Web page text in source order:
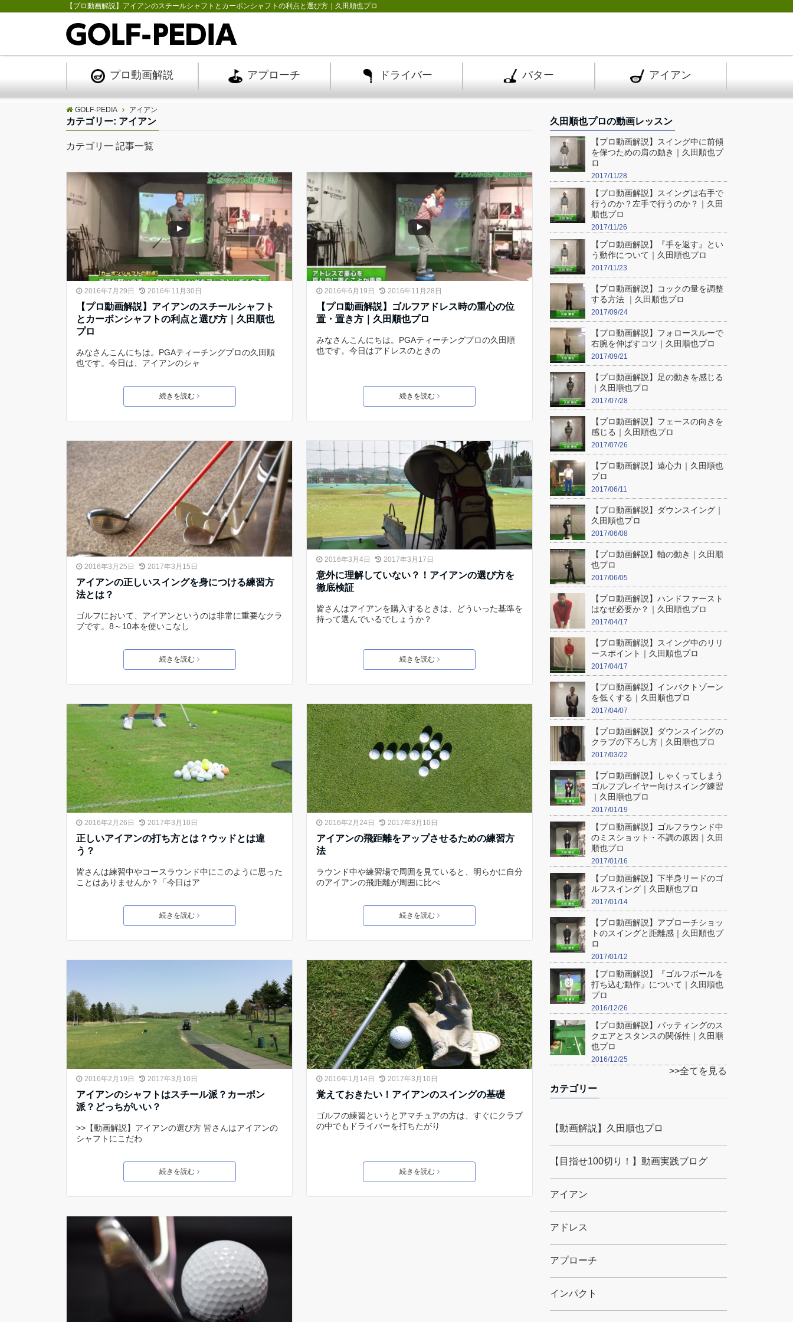
【プロ動画解説】アイアンのスチールシャフトとカーボンシャフトの利点と選び方｜久田順也プロ
プロ動画解説 アプローチ ドライバー パター アイアン
GOLF-PEDIA アイアン
カテゴリー: アイアン
カテゴリ一 記事一覧
2016年7月29日 2016年11月30日
【プロ動画解説】アイアンのスチールシャフト
とカーボンシャフトの利点と選び方｜久田順也
プロ
みなさんこんにちは。PGAティーチングプロの久田順
也です。今日は、アイアンのシャ
続きを読む
2016年6月19日 2016年11月28日
【プロ動画解説】ゴルフアドレス時の重心の位
置・置き方｜久田順也プロ
みなさんこんにちは。PGAティーチングプロの久田順
也です。今日はアドレスのときの
続きを読む
2016年3月25日 2017年3月15日
アイアンの正しいスイングを身につける練習方
法とは？
ゴルフにおいて、アイアンというのは非常に重要なクラ
ブです。8～10本を使いこなし
続きを読む
2016年3月4日 2017年3月17日
意外に理解していない？！アイアンの選び方を
徹底検証
皆さんはアイアンを購入するときは、どういった基準を
持って選んでいるでしょうか？
続きを読む
2016年2月26日 2017年3月10日
正しいアイアンの打ち方とは？ウッドとは違
う？
皆さんは練習中やコースラウンド中にこのように思った
ことはありませんか？「今日はア
続きを読む
2016年2月24日 2017年3月10日
アイアンの飛距離をアップさせるための練習方
法
ラウンド中や練習場で周囲を見ていると、明らかに自分
のアイアンの飛距離が周囲に比べ
続きを読む
2016年2月19日 2017年3月10日
アイアンのシャフトはスチール派？カーボン
派？どっちがいい？
>>【動画解説】アイアンの選び方 皆さんはアイアンの
シャフトにこだわ
続きを読む
2016年1月14日 2017年3月10日
覚えておきたい！アイアンのスイングの基礎
ゴルフの練習というとアマチュアの方は、すぐにクラブ
の中でもドライバーを打ちたがり
続きを読む
久田順也プロの動画レッスン
【プロ動画解説】スイング中に前傾
を保つための肩の動き｜久田順也プ
ロ
2017/11/28
【プロ動画解説】スイングは右手で
行うのか？左手で行うのか？｜久田
順也プロ
2017/11/26
【プロ動画解説】『手を返す』とい
う動作について｜久田順也プロ
2017/11/23
【プロ動画解説】コックの量を調整
する方法 ｜久田順也プロ
2017/09/24
【プロ動画解説】フォロースルーで
右腕を伸ばすコツ｜久田順也プロ
2017/09/21
【プロ動画解説】足の動きを感じる
｜久田順也プロ
2017/07/28
【プロ動画解説】フェースの向きを
感じる｜久田順也プロ
2017/07/26
【プロ動画解説】遠心力｜久田順也
プロ
2017/06/11
【プロ動画解説】ダウンスイング｜
久田順也プロ
2017/06/08
【プロ動画解説】軸の動き｜久田順
也プロ
2017/06/05
【プロ動画解説】ハンドファースト
はなぜ必要か？｜久田順也プロ
2017/04/17
【プロ動画解説】スイング中のリリ
ースポイント｜久田順也プロ
2017/04/17
【プロ動画解説】インパクトゾーン
を低くする｜久田順也プロ
2017/04/07
【プロ動画解説】ダウンスイングの
クラブの下ろし方｜久田順也プロ
2017/03/22
【プロ動画解説】しゃくってしまう
ゴルフプレイヤー向けスイング練習
｜久田順也プロ
2017/01/19
【プロ動画解説】ゴルフラウンド中
のミスショット・不調の原因｜久田
順也プロ
2017/01/16
【プロ動画解説】下半身リードのゴ
ルフスイング｜久田順也プロ
2017/01/14
【プロ動画解説】アプローチショッ
トのスイングと距離感｜久田順也プ
ロ
2017/01/12
【プロ動画解説】『ゴルフボールを
打ち込む動作』について｜久田順也
プロ
2016/12/26
【プロ動画解説】パッティングのス
クエアとスタンスの関係性｜久田順
也プロ
2016/12/25
>>全てを見る
カテゴリー
【動画解説】久田順也プロ
【目指せ100切り！】動画実践ブログ
アイアン
アドレス
アプローチ
インパクト